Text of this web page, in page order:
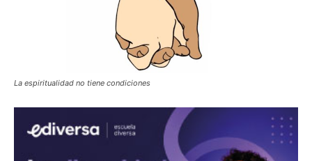
La espiritualidad no tiene condiciones